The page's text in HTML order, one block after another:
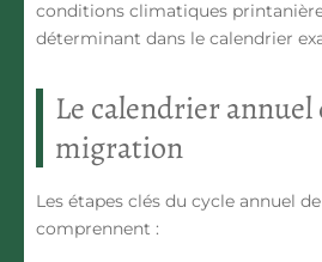
conditions climatiques
déterminant dans le calendrier
Le calendrier annuel
migration
Les étapes clés du cycle annuel
comprennent :